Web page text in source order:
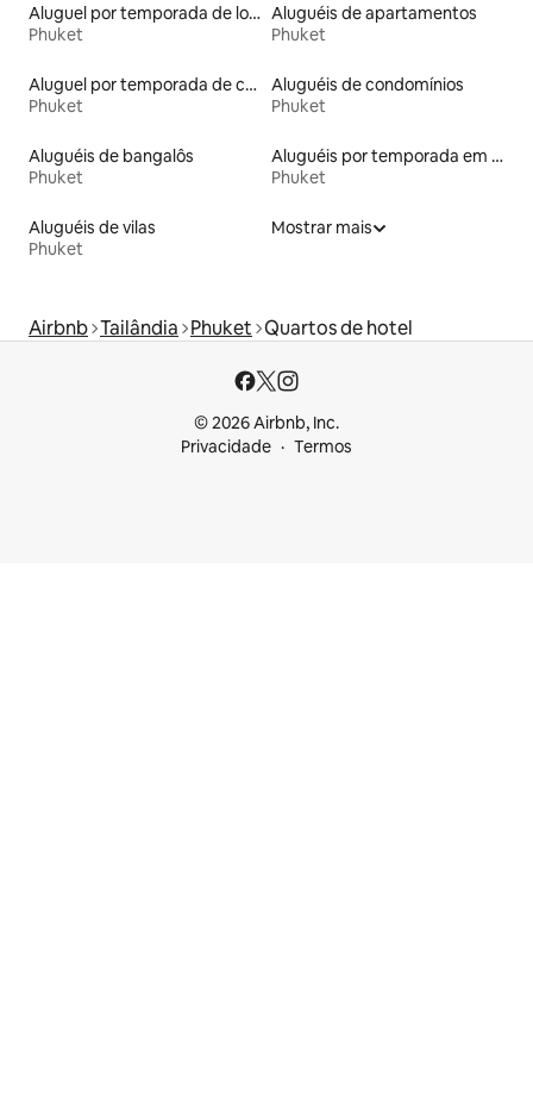
Aluguel por temporada de lofts
Phuket
Aluguéis de apartamentos
Phuket
Aluguel por temporada de casas de hóspedes
Phuket
Aluguéis de condomínios
Phuket
Aluguéis de bangalôs
Phuket
Aluguéis por temporada em resorts
Phuket
Aluguéis de vilas
Phuket
Mostrar mais
Airbnb Tailândia Phuket Quartos de hotel
© 2026 Airbnb, Inc.
Privacidade
Termos